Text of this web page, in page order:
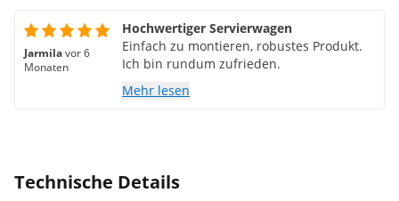
Jarmilavor 6
Monaten
Hochwertiger Servierwagen
Einfach zu montieren, robustes Produkt.
Ich bin rundum zufrieden.
Mehr lesen
Technische Details